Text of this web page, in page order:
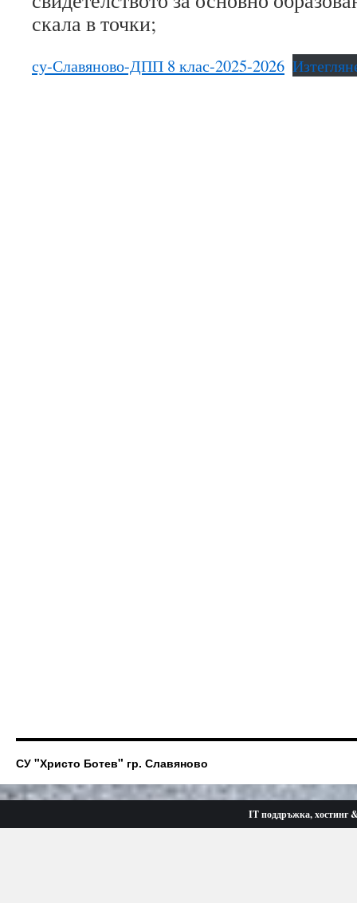
скала в точки;
су-Славяново-ДПП 8 клас-2025-2026
СУ "Христо Ботев" гр. Славяново
IT поддръжка, хостинг